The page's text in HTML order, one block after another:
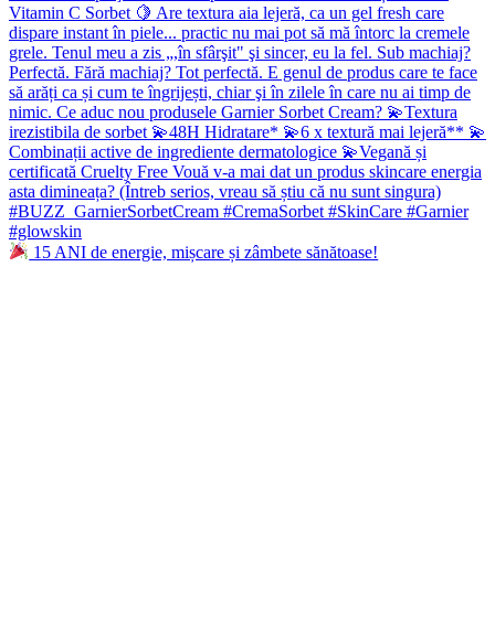
15 ANI de energie, mișcare și zâmbete sănătoase!